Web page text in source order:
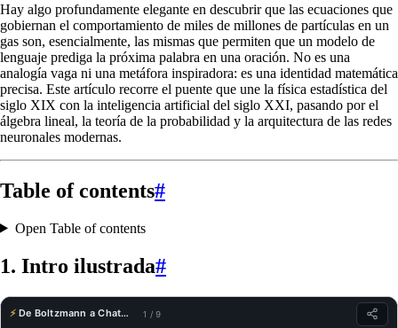
Hay algo profundamente elegante en descubrir que las ecuaciones que
gobiernan el comportamiento de miles de millones de partículas en un
gas son, esencialmente, las mismas que permiten que un modelo de
lenguaje prediga la próxima palabra en una oración. No es una
analogía vaga ni una metáfora inspiradora: es una identidad matemática
precisa. Este artículo recorre el puente que une la física estadística del
siglo XIX con la inteligencia artificial del siglo XXI, pasando por el
álgebra lineal, la teoría de la probabilidad y la arquitectura de las redes
neuronales modernas.
Table of contents#
Open Table of contents
1. Intro ilustrada#